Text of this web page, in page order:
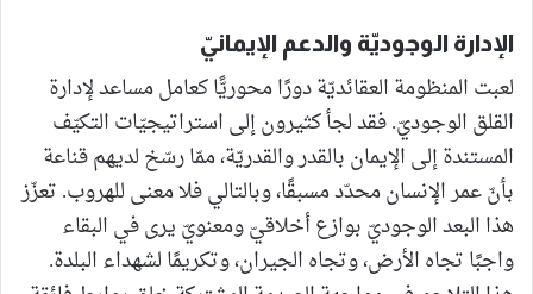
الإدارة الوجوديّة والدعم الإيمانيّ
لعبت المنظومة العقائديّة دورًا محوريًّا كعامل مساعد لإدارة
القلق الوجوديّ. فقد لجأ كثيرون إلى استراتيجيّات التكيّف
المستندة إلى الإيمان بالقدر والقدريّة، ممّا رسّخ لديهم قناعة
بأنّ عمر الإنسان محدّد مسبقًا، وبالتالي فلا معنى للهروب. تعزّز
هذا البعد الوجوديّ بوازع أخلاقيّ ومعنويّ يرى في البقاء
واجبًا تجاه الأرض، وتجاه الجيران، وتكريمًا لشهداء البلدة.